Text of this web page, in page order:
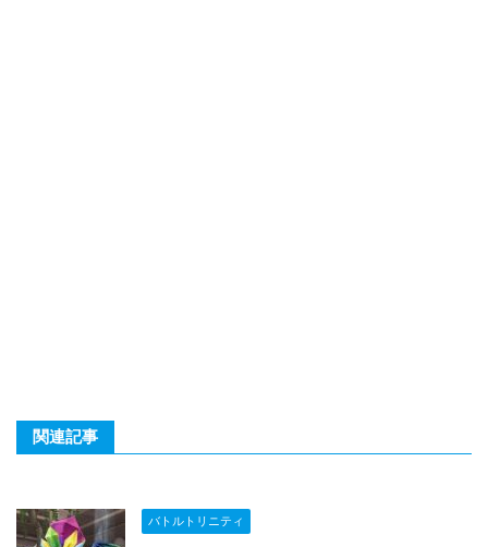
関連記事
バトルトリニティ